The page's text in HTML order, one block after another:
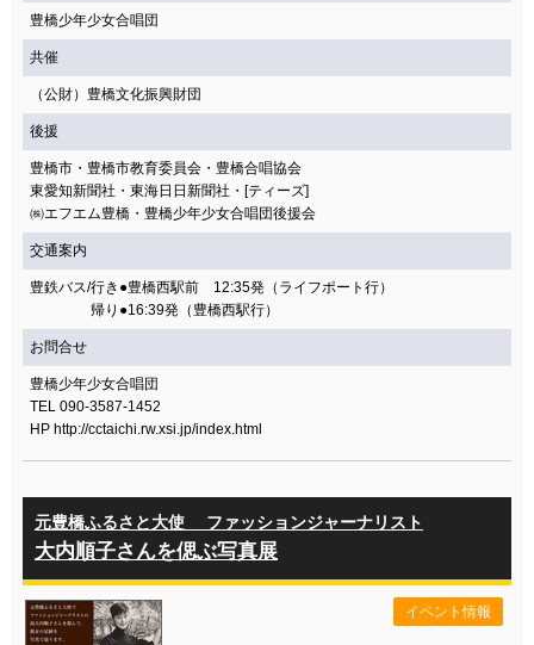
豊橋少年少女合唱団
共催
（公財）豊橋文化振興財団
後援
豊橋市・豊橋市教育委員会・豊橋合唱協会
東愛知新聞社・東海日日新聞社・[ティーズ]
㈱エフエム豊橋・豊橋少年少女合唱団後援会
交通案内
豊鉄バス/行き●豊橋西駅前 12:35発（ライフポート行）
帰り●16:39発（豊橋西駅行）
お問合せ
豊橋少年少女合唱団
TEL 090-3587-1452
HP http://cctaichi.rw.xsi.jp/index.html
元豊橋ふるさと大使 ファッションジャーナリスト
大内順子さんを偲ぶ写真展
イベント情報